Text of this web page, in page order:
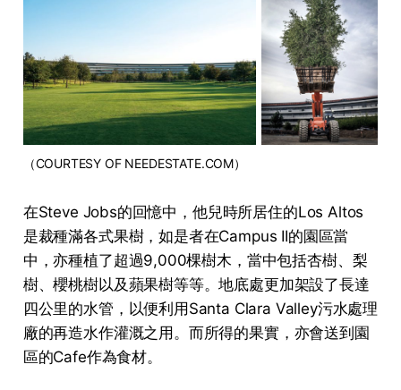
（COURTESY OF NEEDESTATE.COM）
在Steve Jobs的回憶中，他兒時所居住的Los Altos
是裁種滿各式果樹，如是者在Campus II的園區當
中，亦種植了超過9,000棵樹木，當中包括杏樹、梨
樹、櫻桃樹以及蘋果樹等等。地底處更加架設了長達
四公里的水管，以便利用Santa Clara Valley污水處理
廠的再造水作灌溉之用。而所得的果實，亦會送到園
區的Cafe作為食材。